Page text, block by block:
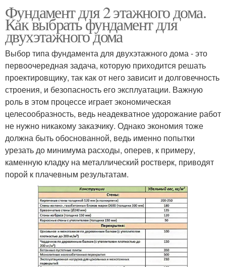
Фундамент для 2 этажного дома.
Как выбрать фундамент для
двухэтажного дома
Выбор типа фундамента для двухэтажного дома - это
первоочередная задача, которую приходится решать
проектировщику, так как от него зависит и долговечность
строения, и безопасность его эксплуатации. Важную
роль в этом процессе играет экономическая
целесообразность, ведь неадекватное удорожание работ
не нужно никакому заказчику. Однако экономия тоже
должна быть обоснованной, ведь именно попытки
урезать до минимума расходы, оперев, к примеру,
каменную кладку на металлический ростверк, приводят
порой к плачевным результатам.